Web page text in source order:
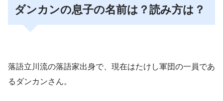
ダンカンの息子の名前は？読み方は？
落語立川流の落語家出身で、現在はたけし軍団の一員であ
るダンカンさん。